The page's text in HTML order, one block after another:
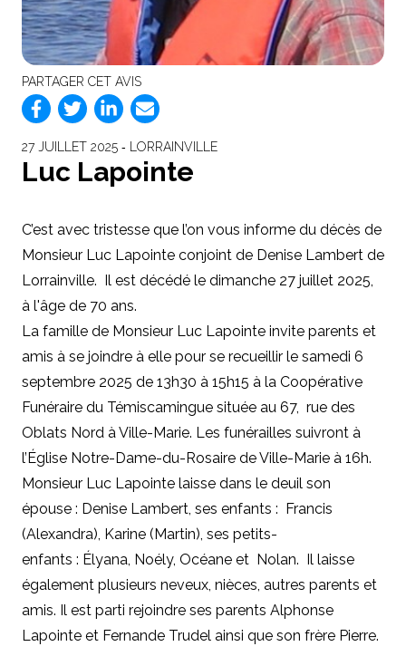
PARTAGER CET AVIS
27 JUILLET 2025 ‐ LORRAINVILLE
Luc Lapointe
C’est avec tristesse que l’on vous informe du décès de
Monsieur Luc Lapointe conjoint de Denise Lambert de
Lorrainville. Il est décédé le dimanche 27 juillet 2025,
à l'âge de 70 ans.
La famille de Monsieur Luc Lapointe invite parents et
amis à se joindre à elle pour se recueillir le samedi 6
septembre 2025 de 13h30 à 15h15 à la Coopérative
Funéraire du Témiscamingue située au 67, rue des
Oblats Nord à Ville-Marie. Les funérailles suivront à
l’Église Notre-Dame-du-Rosaire de Ville-Marie à 16h.
Monsieur Luc Lapointe laisse dans le deuil son
épouse : Denise Lambert, ses enfants : Francis
(Alexandra), Karine (Martin), ses petits-
enfants : Élyana, Noély, Océane et Nolan. Il laisse
également plusieurs neveux, nièces, autres parents et
amis. Il est parti rejoindre ses parents Alphonse
Lapointe et Fernande Trudel ainsi que son frère Pierre.